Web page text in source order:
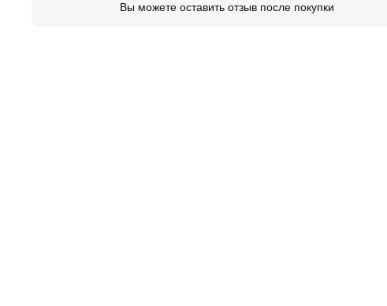
Вы можете оставить отзыв после покупки